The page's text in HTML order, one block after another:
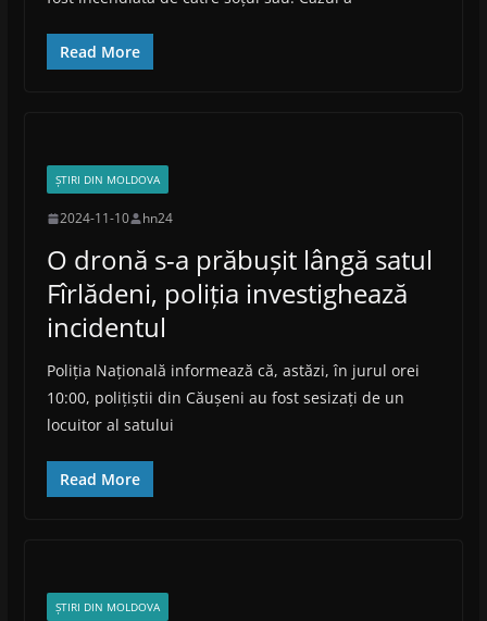
Read More
ȘTIRI DIN MOLDOVA
2024-11-10 hn24
O dronă s-a prăbușit lângă satul
Fîrlădeni, poliția investighează
incidentul
Poliția Națională informează că, astăzi, în jurul orei
10:00, polițiștii din Căușeni au fost sesizați de un
locuitor al satului
Read More
ȘTIRI DIN MOLDOVA